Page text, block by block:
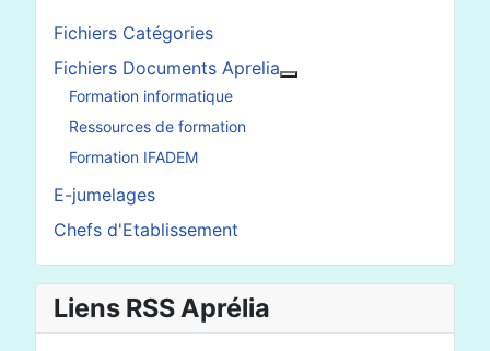
Fichiers Catégories
Fichiers Documents Aprelia
Formation informatique
Ressources de formation
Formation IFADEM
E-jumelages
Chefs d'Etablissement
Liens RSS Aprélia